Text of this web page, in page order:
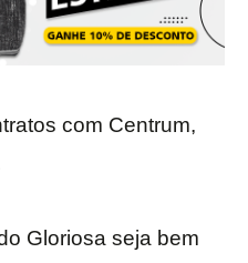
com Centrum,
Gloriosa seja bem